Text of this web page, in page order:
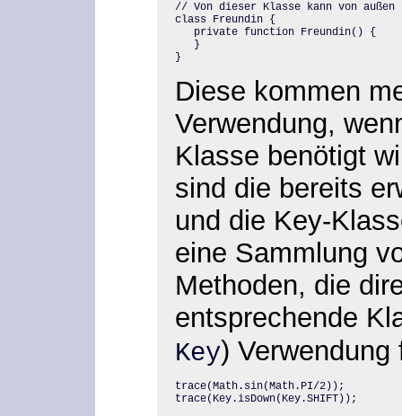
// Von dieser Klasse kann von
class Freundin {
   private function Freundin() {
   }
}
Diese kommen
Verwendung,
Klasse benötigt
sind die bereits
und die Key-
eine Sammlung
Methoden, die
entsprechende
Key) Verwendung
trace(Math.sin(Math.PI/2));
trace(Key.isDown(Key.SHIFT));